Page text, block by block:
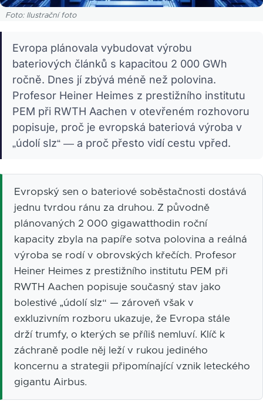
Foto: Ilustrační foto
Evropa plánovala vybudovat výrobu
bateriových článků s kapacitou 2 000 GWh
ročně. Dnes jí zbývá méně než polovina.
Profesor Heiner Heimes z prestižního institutu
PEM při RWTH Aachen v otevřeném rozhovoru
popisuje, proč je evropská bateriová výroba v
„údolí slz“ — a proč přesto vidí cestu vpřed.
Evropský sen o bateriové soběstačnosti dostává
jednu tvrdou ránu za druhou. Z původně
plánovaných 2 000 gigawatthodin roční
kapacity zbyla na papíře sotva polovina a reálná
výroba se rodí v obrovských křečích. Profesor
Heiner Heimes z prestižního institutu PEM při
RWTH Aachen popisuje současný stav jako
bolestivé „údolí slz“ — zároveň však v
exkluzivním rozboru ukazuje, že Evropa stále
drží trumfy, o kterých se příliš nemluví. Klíč k
záchraně podle něj leží v rukou jediného
koncernu a strategii připomínající vznik leteckého
gigantu Airbus.